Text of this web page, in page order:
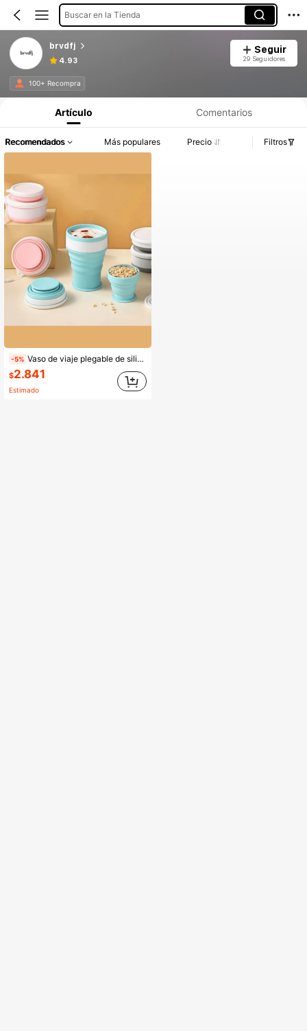
Buscar en la Tienda
brvdfj
4.93
Seguir
29 Seguidores
100+ Recompra
Artículo Comentarios
Recomendados Más populares Precio Filtros
-5% Vaso de viaje plegable de silicona para exteriores, vaso de agua mini plegable de viaje, taza suave y comprimida portátil
$2.841
Estimado